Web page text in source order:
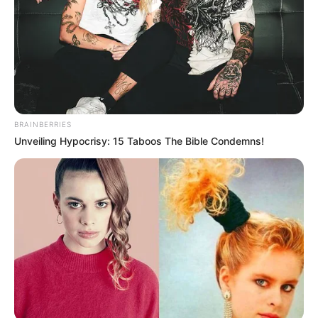
Ha egy rendszer már ezen is keresni akar, ha már
egy óvodásoknak, bölcsődéseknek szánt játéknál is
felmerül a durva túlárazás gyanúja, akkor az
emberek joggal kérdezik: hol volt a határ?
A nyuszimotor nem azért kínos, mert nagy összegű
ügy lenne a NER teljes történetéhez képest. Hanem
azért, mert szinte karikatúraszerűen mutatja meg
ugyanazt a logikát: közpénz, haveri cég,
túlárazásgyanú, politikai haszon, majd erkölcsi
oktatás a másik oldalnak.
Vályi reakciója azért működött, mert ezt a
képmutatást egyetlen durva, de közérthető
BRAINBERRIES
Unveiling Hypocrisy: 15 Taboos The Bible Condemns!